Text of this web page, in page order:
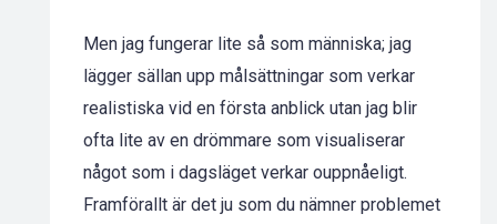
Men jag fungerar lite så som människa; jag
lägger sällan upp målsättningar som verkar
realistiska vid en första anblick utan jag blir
ofta lite av en drömmare som visualiserar
något som i dagsläget verkar ouppnåeligt.
Framförallt är det ju som du nämner problemet